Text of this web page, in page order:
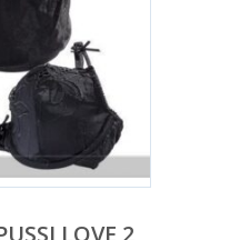
LOVE 2